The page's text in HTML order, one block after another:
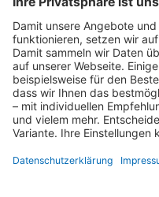
Produktsortiment
Ratgeber
Folgen
Unser Angebot richtet sich